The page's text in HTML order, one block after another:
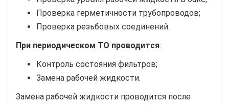
Проверка герметичности трубопроводов;
Проверка резьбовых соединений.
При периодическом ТО проводится:
Контроль состояния фильтров;
Замена рабочей жидкости.
Замена рабочей жидкости проводится после